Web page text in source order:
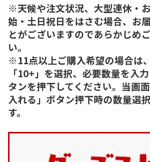
※天候や注文状況、大型連休・
始・土日祝日をはさむ場合、お
とがございますのであらかじめ
い。
※11点以上ご購入希望の場合は
「10+」を選択、必要数量を入
タンを押下してください。当画
入れる」ボタン押下時の数量選
す。